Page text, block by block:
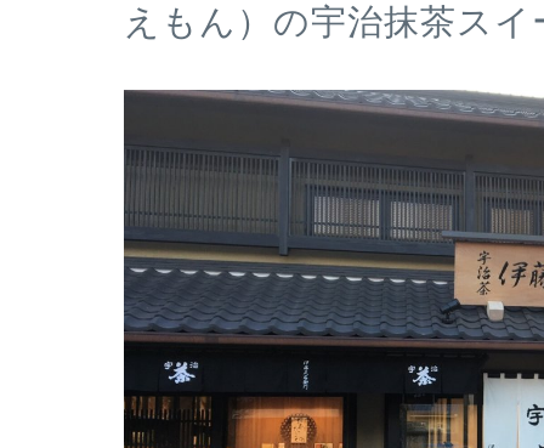
えもん）の宇治抹茶ス